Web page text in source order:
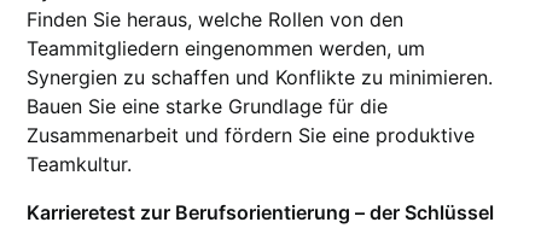
Finden Sie heraus, welche Rollen von den
Teammitgliedern eingenommen werden, um
Synergien zu schaffen und Konflikte zu minimieren.
Bauen Sie eine starke Grundlage für die
Zusammenarbeit und fördern Sie eine produktive
Teamkultur.
Karrieretest zur Berufsorientierung – der Schlüssel